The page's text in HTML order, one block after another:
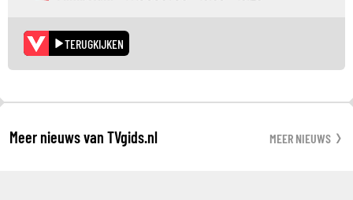
TERUGKIJKEN
Meer nieuws van TVgids.nl MEER NIEUWS